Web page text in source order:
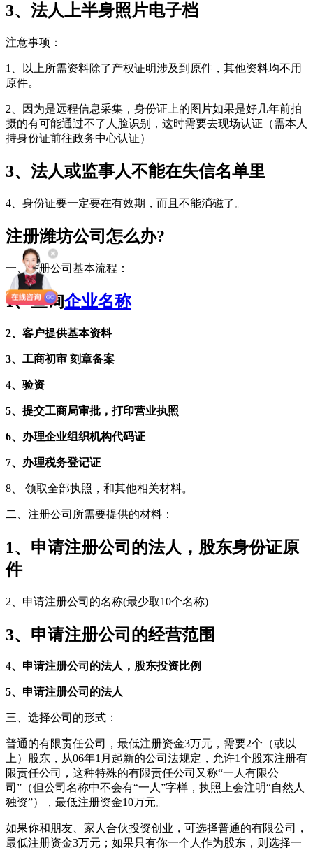
3、法人上半身照片电子档
注意事项：
1、以上所需资料除了产权证明涉及到原件，其他资料均不用
原件。
2、因为是远程信息采集，身份证上的图片如果是好几年前拍
摄的有可能通过不了人脸识别，这时需要去现场认证（需本人
持身份证前往政务中心认证）
3、法人或监事人不能在失信名单里
4、身份证要一定要在有效期，而且不能消磁了。
注册潍坊公司怎么办?
一、注册公司基本流程：
1、查询企业名称
2、客户提供基本资料
3、工商初审 刻章备案
4、验资
5、提交工商局审批，打印营业执照
6、办理企业组织机构代码证
7、办理税务登记证
8、 领取全部执照，和其他相关材料。
二、注册公司所需要提供的材料：
1、申请注册公司的法人，股东身份证原
件
2、申请注册公司的名称(最少取10个名称)
3、申请注册公司的经营范围
4、申请注册公司的法人，股东投资比例
5、申请注册公司的法人
三、选择公司的形式：
普通的有限责任公司，最低注册资金3万元，需要2个（或以
上）股东，从06年1月起新的公司法规定，允许1个股东注册有
限责任公司，这种特殊的有限责任公司又称“一人有限公
司”（但公司名称中不会有“一人”字样，执照上会注明“自然人
独资”），最低注册资金10万元。
如果你和朋友、家人合伙投资创业，可选择普通的有限公司，
最低注册资金3万元；如果只有你一个人作为股东，则选择一